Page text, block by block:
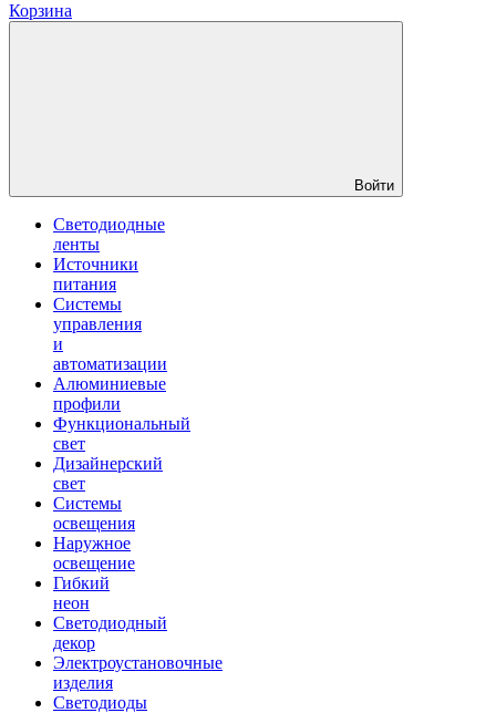
Корзина
Войти
Светодиодные
ленты
Источники
питания
Системы
управления
и
автоматизации
Алюминиевые
профили
Функциональный
свет
Дизайнерский
свет
Системы
освещения
Наружное
освещение
Гибкий
неон
Светодиодный
декор
Электроустановочные
изделия
Светодиоды